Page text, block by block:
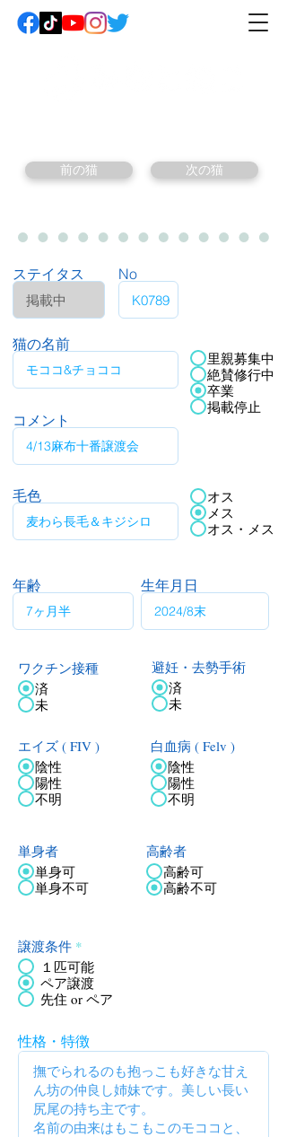
前の猫 次の猫
ステイタス No
猫の名前
コメント
里親募集中
絶賛修行中
卒業
掲載停止
毛色
オス
メス
オス・メス
年齢 生年月日
ワクチン接種
済
未
エイズ ( FIV )
陰性
陽性
不明
避妊・去勢手術
済
未
白血病 ( Felv )
陰性
陽性
不明
単身者
単身可
単身不可
高齢者
高齢可
高齢不可
譲渡条件 *
１匹可能
ペア譲渡
先住 or ペア
性格・特徴